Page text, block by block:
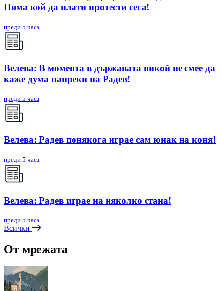
Няма кой да плати протести сега!
преди 5 часа
Велева: В момента в държавата никой не смее да
каже дума напреки на Радев!
преди 5 часа
Велева: Радев понякога играе сам юнак на коня!
преди 5 часа
Велева: Радев играе на няколко стана!
преди 5 часа
Всички
От мрежата